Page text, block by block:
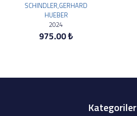
SCHINDLER,GERHARD
HUEBER
2024
975.00 ₺
Kategoriler